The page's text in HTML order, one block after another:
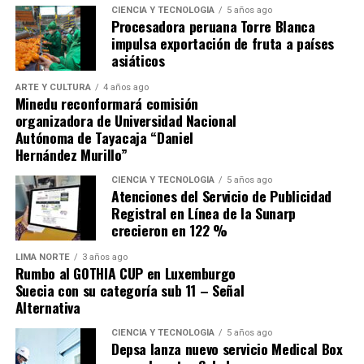
Bolívar, quien había reunido un ejército compuesto por
peruanos, colombianos, venezolanos y argentinos.
La batalla también evidenció la importancia de la
terreno influyeron en el desarrollo del enfrentamiento.
El triunfo fue celebrado como un símbolo de unidad
continental, ya que soldados de distintos países
lucharon juntos por la independencia del Perú y la
libertad de Sudamérica.
Tras Junín, Bolívar reorganizó sus fuerzas y preparó la
Ayacucho, el 9 de diciembre de 1824, sellando la
independencia.
nacional como un ejemplo de valentía y estrategia,
CIENCIA Y TECNOLOGÍA 5 años ago
Procesadora peruana Torre Blanca
impulsa exportación de fruta a países
asiáticos
ARTE Y CULTURA 4 años ago
Minedu reconformará comisión
organizadora de Universidad Nacional
Autónoma de Tayacaja “Daniel
Hernández Murillo”
CIENCIA Y TECNOLOGÍA 5 años ago
Atenciones del Servicio de Publicidad
Registral en Línea de la Sunarp
crecieron en 122 %
LIMA NORTE 3 años ago
Rumbo al GOTHIA CUP en Luxemburgo
Suecia con su categoría sub 11 – Señal
Alternativa
CIENCIA Y TECNOLOGÍA 5 años ago
Depsa lanza nuevo servicio Medical Box